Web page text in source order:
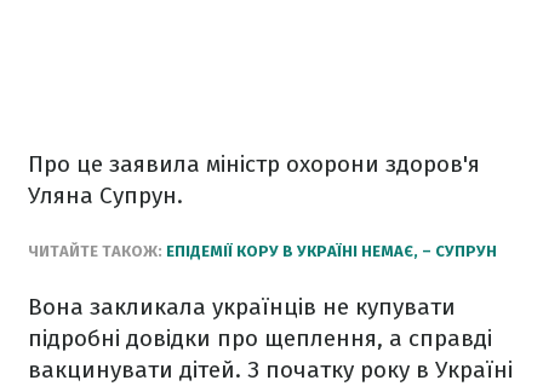
Про це заявила міністр охорони здоров'я
Уляна Супрун.
ЧИТАЙТЕ ТАКОЖ: ЕПІДЕМІЇ КОРУ В УКРАЇНІ НЕМАЄ, – СУПРУН
Вона закликала українців не купувати
підробні довідки про щеплення, а справді
вакцинувати дітей. З початку року в Україні